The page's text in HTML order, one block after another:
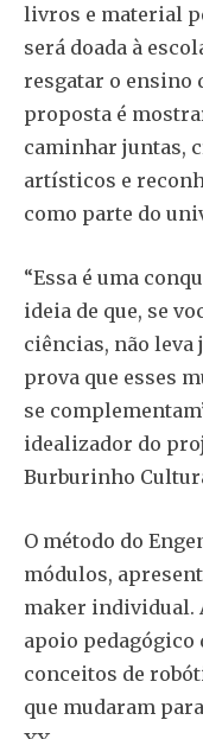
livros e material
será doada à
resgatar o ensino
proposta é
caminhar juntas,
artísticos e
como parte do
“Essa é uma
ideia de que, se
ciências, não leva
prova que esses
se
idealizador do
Burburinho
O método do
módulos,
maker individual.
apoio pedagógico
conceitos de
que mudaram